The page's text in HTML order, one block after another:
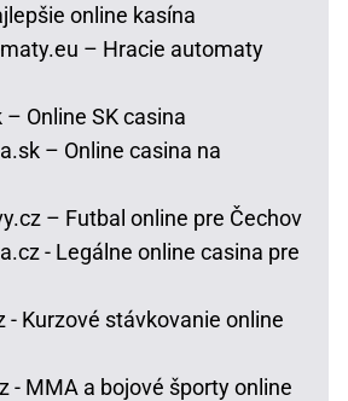
online kasína
– Hracie automaty
Online SK casina
– Online casina na
– Futbal online pre Čechov
- Legálne online casina pre
- Kurzové stávkovanie online
- MMA a bojové športy online